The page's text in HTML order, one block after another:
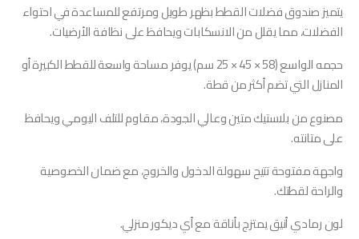
يتميز صندوق فضلات القطط بظهر طويل ومرتفع للمساعدة في احتواء
الفضلات، مما يقلل من الانسكابات ويحافظ على نظافة الأرضيات.
حجمه الواسع (58 × 45 × 25 سم) يوفر مساحة واسعة للقطط الكبيرة أو
المنازل التي تضم أكثر من قطة.
مصنوع من بلاستيك متين وعالي الجودة، مقاوم للتلف اليومي ويحافظ
على متانته.
واجهة مفتوحة تتيح سهولة الدخول والخروج، مع ضمان الخصوصية
والراحة لقطتك.
لون رمادي أنيق يمتزج بأناقة مع أي ديكور منزلي.